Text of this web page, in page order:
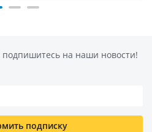
подпишитесь на наши новости!
подписку